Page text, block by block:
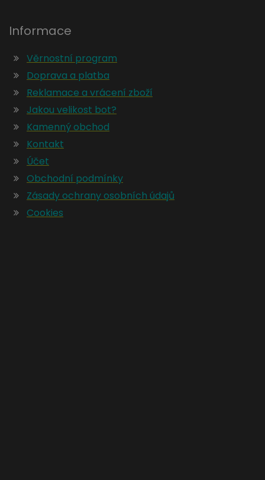
Informace
Věrnostní program
Doprava a platba
Reklamace a vrácení zboží
Jakou velikost bot?
Kamenný obchod
Kontakt
Účet
Obchodní podmínky
Zásady ochrany osobních údajů
Cookies